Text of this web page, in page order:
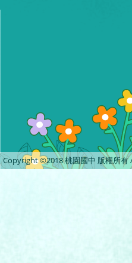
Copyright ©2018 桃園國中 版權所有